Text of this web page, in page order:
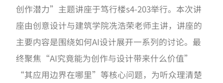
创作潜力”主题讲座于笃行楼s4-203举行。本次讲
座由创意设计与建筑学院冼浩荣老师主讲，讲座的
主要内容是围绕如何AI设计展开一系列的讨论。最
终聚焦“AI究竟能为创作与设计带来什么价值”
“其应用边界在哪里”等核心问题，为听众理清楚